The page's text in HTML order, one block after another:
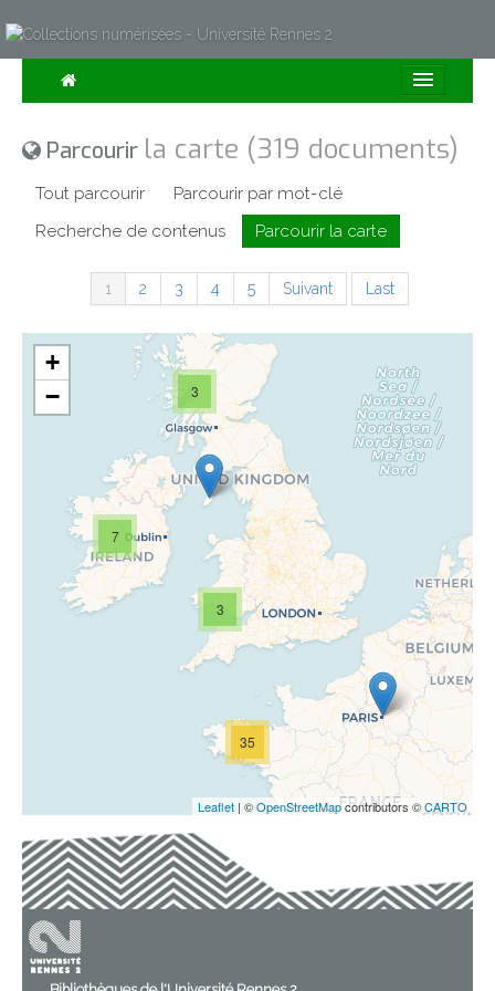
À propos
Recherche avancée
Parcourir la carte (319 documents)
Tout parcourir
Parcourir par mot-clé
Recherche de contenus
Parcourir la carte
1 2 3 4 5 Suivant Last
3
35
3
7
+
−
Leaflet | ©OpenStreetMapcontributors ©CARTO
Trouver un contenu sur la carte
Leorik azo enn-han ann darn-vuia euz az geriou brezonnek ha
gallek pe : vocabulaire breton-français de M. Le Gonidec
De vocis Aremoricae usque ad sextum post Christum natum
saeculum forma atque significatione : Facultati Litterarum